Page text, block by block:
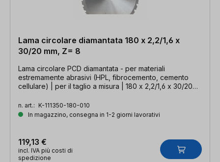
Lama circolare diamantata 180 x 2,2/1,6 x
30/20 mm, Z= 8
Lama circolare PCD diamantata - per materiali
estremamente abrasivi (HPL, fibrocemento, cemento
cellulare) | per il taglio a misura | 180 x 2,2/1,6 x 30/20
n. art.: K-111350-180-010
In magazzino, consegna in 1-2 giorni lavorativi
119,13 €
incl. IVA più costi di
spedizione